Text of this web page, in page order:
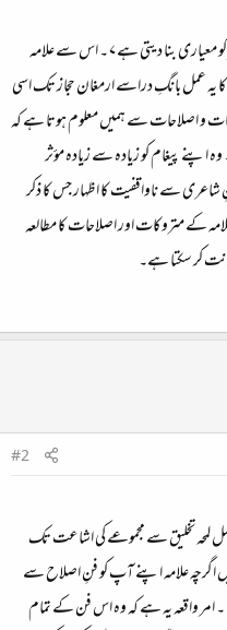
اقبال کی اپنے کلام پر اصلاح عام طور پر ان کے شعر کو معیاری بنا دیتی ہے ۷ ۔ اس سے علامہ
یہ عمل بانگِ دراسے ارمغان حجاز تک اسی
ہے۔ ۸ علامہ کے متروکات و اصلاحات سے ہمیں معلوم ہوتا ہے کہ
اپنے پیغام کو زیادہ سے زیادہ مؤثر
سے ناواقفیت کا اظہار جس کا ذکر
کے متروکات اور اصلاحات کا مطالعہ
کر سکتا ہے۔
#2
لمحہ تخلیق سے مجموعے کی اشاعت تک
اگرچہ علامہ اپنے آپ کو فنِ اصلاح سے
انکسار ہے ۔ امر واقعہ یہ ہے کہ وہ اس فن کے تمام